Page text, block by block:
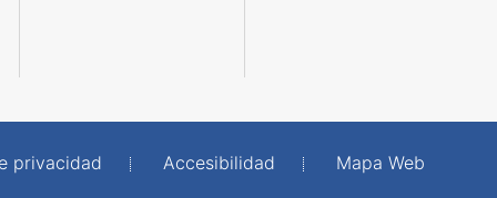
privacidad Accesibilidad
Mapa Web